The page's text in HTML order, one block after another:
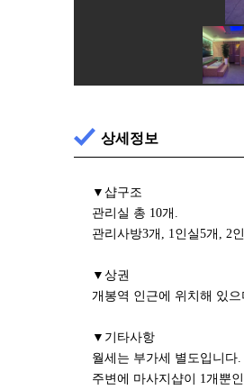
상세정보
▼샵구조
관리실 총 10개.
관리사방3개, 1인실5개, 2
▼상권
개봉역 인근에 위치해 있
▼기타사항
월세는 부가세 별도입니다.
주변에 마사지샵이 1개뿐